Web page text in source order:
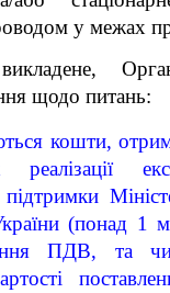
у межах
щодо питань:
кошти,
(понад 1
ПДВ, та